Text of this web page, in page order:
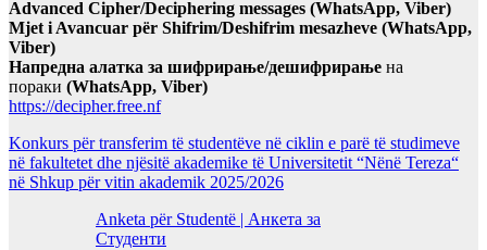
Advanced Cipher/Deciphering messages (WhatsApp, Viber)
Mjet i Avancuar për Shifrim/Deshifrim mesazheve (WhatsApp,
Viber)
Напредна алатка за шифрирање/дешифрирање на
пораки (WhatsApp, Viber)
https://decipher.free.nf
Konkurs për transferim të studentëve në ciklin e parë të studimeve
në fakultetet dhe njësitë akademike të Universitetit “Nënë Tereza“
në Shkup për vitin akademik 2025/2026
Anketa për Studentë | Анкета за
Студенти